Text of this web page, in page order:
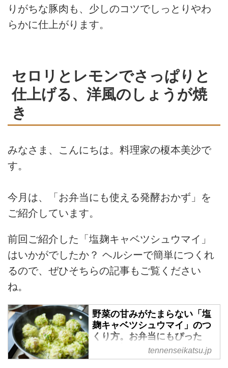
りがちな豚肉も、少しのコツでしっとりやわ
らかに仕上がります。
セロリとレモンでさっぱりと
仕上げる、洋風のしょうが焼
き
みなさま、こんにちは。料理家の榎本美沙で
す。
今月は、
「お弁当にも使える発酵おかず」を
ご紹介しています。
前回ご紹介した「塩麹キャベツシュウマイ」
はいかがでしたか？ ヘルシーで簡単につくれ
るので、ぜひそちらの記事もご覧ください
ね。
野菜の甘みがたまらない「塩
麹キャベツシュウマイ」のつ
くり方。お弁当にもぴった
り！細切りキャベツで肉だね
を包む“かんたんヘルシー”な
tennenseikatsu.jp